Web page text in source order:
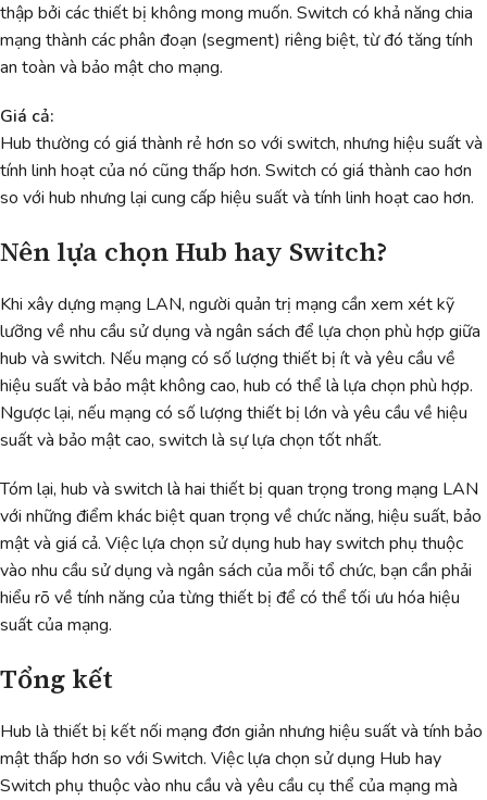
thập bởi các thiết bị không mong muốn. Switch có khả năng chia
mạng thành các phân đoạn (segment) riêng biệt, từ đó tăng tính
an toàn và bảo mật cho mạng.
Giá cả:
Hub thường có giá thành rẻ hơn so với switch, nhưng hiệu suất và
tính linh hoạt của nó cũng thấp hơn. Switch có giá thành cao hơn
so với hub nhưng lại cung cấp hiệu suất và tính linh hoạt cao hơn.
Nên lựa chọn Hub hay Switch?
Khi xây dựng mạng LAN, người quản trị mạng cần xem xét kỹ
lưỡng về nhu cầu sử dụng và ngân sách để lựa chọn phù hợp giữa
hub và switch. Nếu mạng có số lượng thiết bị ít và yêu cầu về
hiệu suất và bảo mật không cao, hub có thể là lựa chọn phù hợp.
Ngược lại, nếu mạng có số lượng thiết bị lớn và yêu cầu về hiệu
suất và bảo mật cao, switch là sự lựa chọn tốt nhất.
Tóm lại, hub và switch là hai thiết bị quan trọng trong mạng LAN
với những điểm khác biệt quan trọng về chức năng, hiệu suất, bảo
mật và giá cả. Việc lựa chọn sử dụng hub hay switch phụ thuộc
vào nhu cầu sử dụng và ngân sách của mỗi tổ chức, bạn cần phải
hiểu rõ về tính năng của từng thiết bị để có thể tối ưu hóa hiệu
suất của mạng.
Tổng kết
Hub là thiết bị kết nối mạng đơn giản nhưng hiệu suất và tính bảo
mật thấp hơn so với Switch. Việc lựa chọn sử dụng Hub hay
Switch phụ thuộc vào nhu cầu và yêu cầu cụ thể của mạng mà